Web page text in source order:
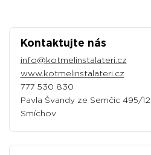
Kontaktujte nás
info@kotmelinstalateri.cz
www.kotmelinstalateri.cz
777 530 830‬
Pavla Švandy ze Semčic 495/
Smíchov